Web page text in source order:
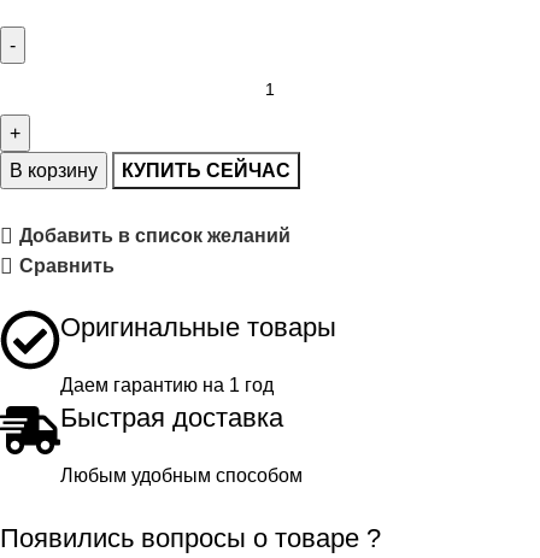
В корзину КУПИТЬ СЕЙЧАС
Добавить в список желаний
Сравнить
Оригинальные товары
Даем гарантию на 1 год
Быстрая доставка
Любым удобным способом
Появились вопросы о товаре ?